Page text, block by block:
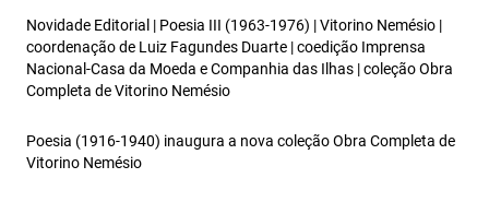
Novidade Editorial | Poesia III (1963‑1976) | Vitorino Nemésio |
coordenação de Luiz Fagundes Duarte | coedição Imprensa
Nacional‑Casa da Moeda e Companhia das Ilhas | coleção Obra
Completa de Vitorino Nemésio
Poesia (1916-1940) inaugura a nova coleção Obra Completa de
Vitorino Nemésio